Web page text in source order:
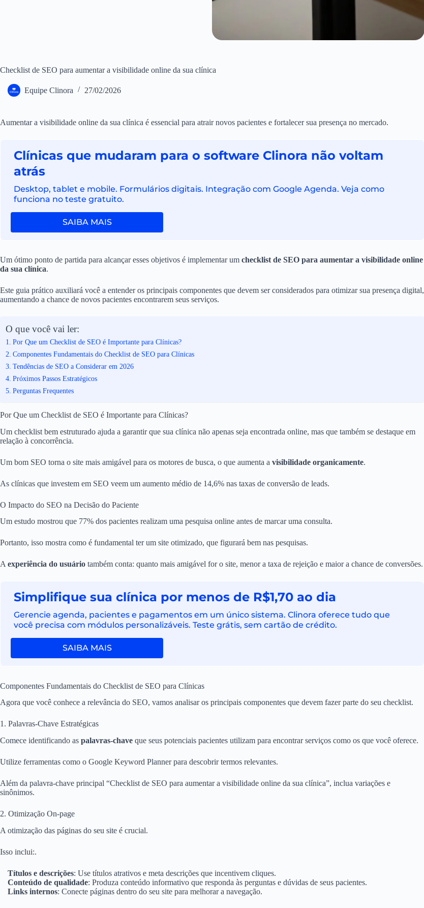
Checklist de SEO para aumentar a visibilidade online da sua clínica
Equipe Clinora 27/02/2026
Aumentar a visibilidade online da sua clínica é essencial para atrair novos pacientes e fortalecer sua presença no mercado.
Clínicas que mudaram para o software Clinora não voltam
atrás
Desktop, tablet e mobile. Formulários digitais. Integração com Google Agenda. Veja como
funciona no teste gratuito.
SAIBA MAIS
Um ótimo ponto de partida para alcançar esses objetivos é implementar um checklist de SEO para aumentar a visibilidade online
da sua clínica.
Este guia prático auxiliará você a entender os principais componentes que devem ser considerados para otimizar sua presença digital,
aumentando a chance de novos pacientes encontrarem seus serviços.
O que você vai ler:
Por Que um Checklist de SEO é Importante para Clínicas?
Componentes Fundamentais do Checklist de SEO para Clínicas
Tendências de SEO a Considerar em 2026
Próximos Passos Estratégicos
Perguntas Frequentes
Por Que um Checklist de SEO é Importante para Clínicas?
Um checklist bem estruturado ajuda a garantir que sua clínica não apenas seja encontrada online, mas que também se destaque em
relação à concorrência.
Um bom SEO torna o site mais amigável para os motores de busca, o que aumenta a visibilidade organicamente.
As clínicas que investem em SEO veem um aumento médio de 14,6% nas taxas de conversão de leads.
O Impacto do SEO na Decisão do Paciente
Um estudo mostrou que 77% dos pacientes realizam uma pesquisa online antes de marcar uma consulta.
Portanto, isso mostra como é fundamental ter um site otimizado, que figurará bem nas pesquisas.
Aexperiência do usuário também conta: quanto mais amigável for o site, menor a taxa de rejeição e maior a chance de conversões.
Simplifique sua clínica por menos de R$1,70 ao dia
Gerencie agenda, pacientes e pagamentos em um único sistema. Clinora oferece tudo que
você precisa com módulos personalizáveis. Teste grátis, sem cartão de crédito.
SAIBA MAIS
Componentes Fundamentais do Checklist de SEO para Clínicas
Agora que você conhece a relevância do SEO, vamos analisar os principais componentes que devem fazer parte do seu checklist.
1. Palavras-Chave Estratégicas
Comece identificando as palavras-chave que seus potenciais pacientes utilizam para encontrar serviços como os que você oferece.
Utilize ferramentas como o Google Keyword Planner para descobrir termos relevantes.
Além da palavra-chave principal “Checklist de SEO para aumentar a visibilidade online da sua clínica”, inclua variações e
sinônimos.
2. Otimização On-page
A otimização das páginas do seu site é crucial.
Isso inclui:.
Títulos e descrições: Use títulos atrativos e meta descrições que incentivem cliques.
Conteúdo de qualidade: Produza conteúdo informativo que responda às perguntas e dúvidas de seus pacientes.
Links internos: Conecte páginas dentro do seu site para melhorar a navegação.